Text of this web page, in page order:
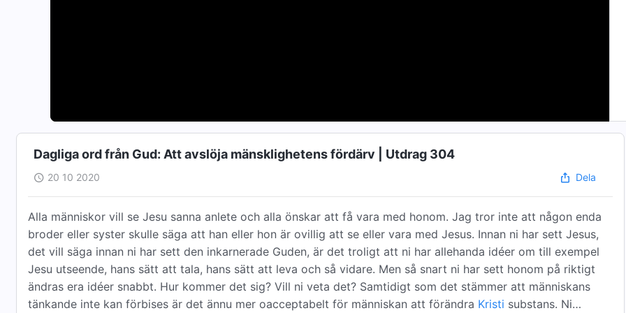
Dagliga ord från Gud: Att avslöja mänsklighetens fördärv | Utdrag 304
20 10 2020 Dela
Alla människor vill se Jesu sanna anlete och alla önskar att få vara med honom. Jag tror inte att någon enda
broder eller syster skulle säga att han eller hon är ovillig att se eller vara med Jesus. Innan ni har sett Jesus,
det vill säga innan ni har sett den inkarnerade Guden, är det troligt att ni har allehanda idéer om till exempel
Jesu utseende, hans sätt att tala, hans sätt att leva och så vidare. Men så snart ni har sett honom på riktigt
ändras era idéer snabbt. Hur kommer det sig? Vill ni veta det? Samtidigt som det stämmer att människans
tänkande inte kan förbises är det ännu mer oacceptabelt för människan att förändra Kristi substans. Ni